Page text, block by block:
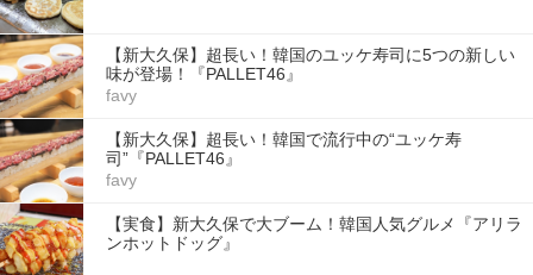
【新大久保】超長い！韓国のユッケ寿司に5つの新しい
味が登場！『PALLET46』
favy
【新大久保】超長い！韓国で流行中の“ユッケ寿
司”『PALLET46』
favy
【実食】新大久保で大ブーム！韓国人気グルメ『アリラ
ンホットドッグ』